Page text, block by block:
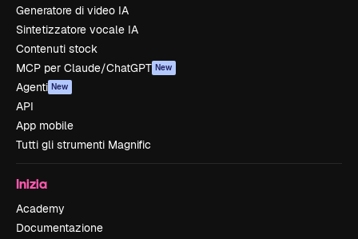
Generatore di video IA
Sintetizzatore vocale IA
Contenuti stock
MCP per Claude/ChatGPT New
Agenti New
API
App mobile
Tutti gli strumenti Magnific
Inizia
Academy
Documentazione